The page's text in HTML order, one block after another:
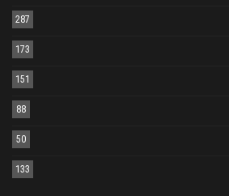
287
173
151
88
50
133